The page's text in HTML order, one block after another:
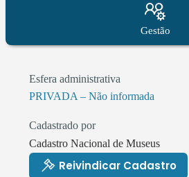
Gestão
Esfera administrativa
PRIVADA – Não informada
Cadastrado por
Cadastro Nacional de Museus
Reivindicar Cadastro